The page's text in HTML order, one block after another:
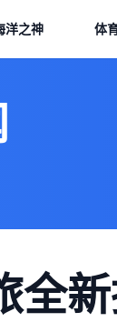
之神 体
全